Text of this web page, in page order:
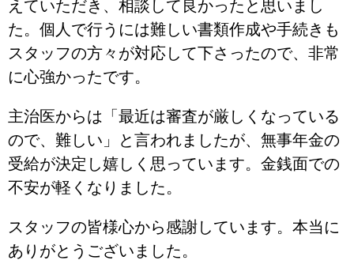
えていただき、相談して良かったと思いまし
た。個人で行うには難しい書類作成や手続きも
スタッフの方々が対応して下さったので、非常
に心強かったです。
主治医からは「最近は審査が厳しくなっている
ので、難しい」と言われましたが、無事年金の
受給が決定し嬉しく思っています。金銭面での
不安が軽くなりました。
スタッフの皆様心から感謝しています。本当に
ありがとうございました。